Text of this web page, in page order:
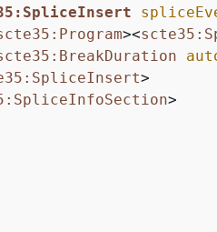
><
>
>